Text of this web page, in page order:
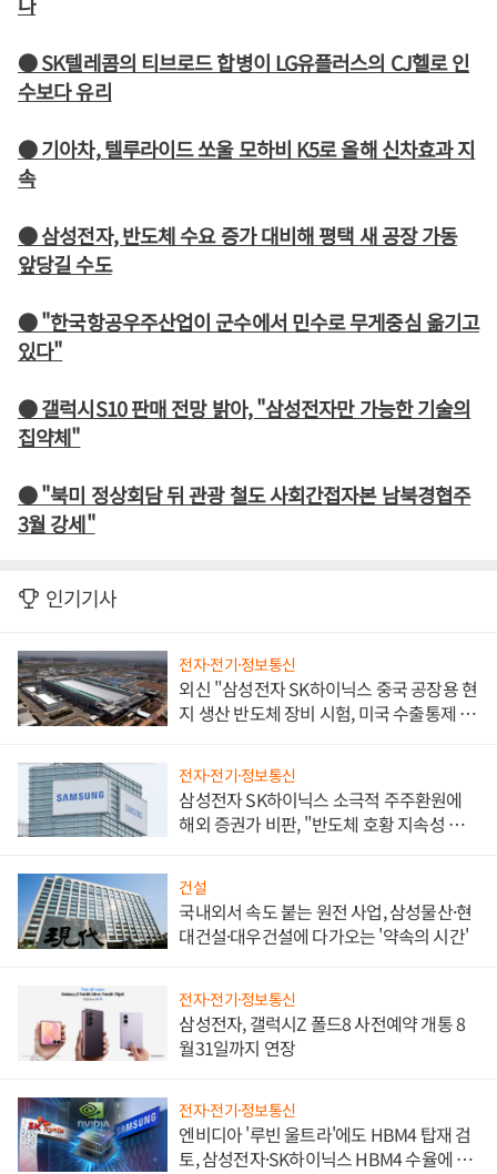
● SK텔레콤의 티브로드 합병이 LG유플러스의 CJ헬로 인
수보다 유리
● 기아차, 텔루라이드 쏘울 모하비 K5로 올해 신차효과 지
속
● 삼성전자, 반도체 수요 증가 대비해 평택 새 공장 가동
앞당길 수도
● "한국항공우주산업이 군수에서 민수로 무게중심 옮기고
있다"
● 갤럭시S10 판매 전망 밝아, "삼성전자만 가능한 기술의
집약체"
● "북미 정상회담 뒤 관광 철도 사회간접자본 남북경협주
3월 강세"
인기기사
전자·전기·정보통신
외신 "삼성전자 SK하이닉스 중국 공장용 현
지 생산 반도체 장비 시험, 미국 수출통제 대
전자·전기·정보통신
삼성전자 SK하이닉스 소극적 주주환원에
해외 증권가 비판, "반도체 호황 지속성 의
건설
국내외서 속도 붙는 원전 사업, 삼성물산·현
대건설·대우건설에 다가오는 '약속의 시간'
전자·전기·정보통신
삼성전자, 갤럭시Z 폴드8 사전예약 개통 8
월31일까지 연장
전자·전기·정보통신
엔비디아 '루빈 울트라'에도 HBM4 탑재 검
토, 삼성전자·SK하이닉스 HBM4 수율에 주